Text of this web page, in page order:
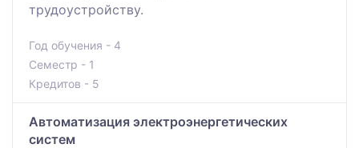
трудоустройству.
Год обучения - 4
Семестр - 1
Кредитов - 5
Автоматизация электроэнергетических
систем